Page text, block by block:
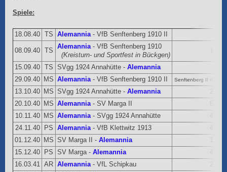
Spiele:
18.08.40 TS Alemannia - VfB Senftenberg 1910 II
08.09.40 TS
Alemannia - VfB Senftenberg 1910
(Kreisturn- und Sportfest in Bückgen)
15.09.40 TS SVgg 1924 Annahütte - Alemannia
29.09.40
MS Alemannia - VfB Senftenberg 1910 II Senftenberg II n.a.
13.10.40 MS SVgg 1924 Annahütte - Alemannia
2:0
20.10.40
MS Alemannia - SV Marga II
5:1
10.11.40
MS Alemannia - SVgg 1924 Annahütte
24.11.40
PS Alemannia - VfB Klettwitz 1913
01.12.40
MS SV Marga II - Alemannia
15.12.40
PS SV Marga - Alemannia
16.03.41
AR Alemannia - VfL Schipkau
2:6